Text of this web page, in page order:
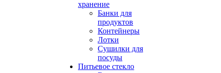
хранение
Банки для
продуктов
Контейнеры
Лотки
Сушилки для
посуды
Питьевое стекло